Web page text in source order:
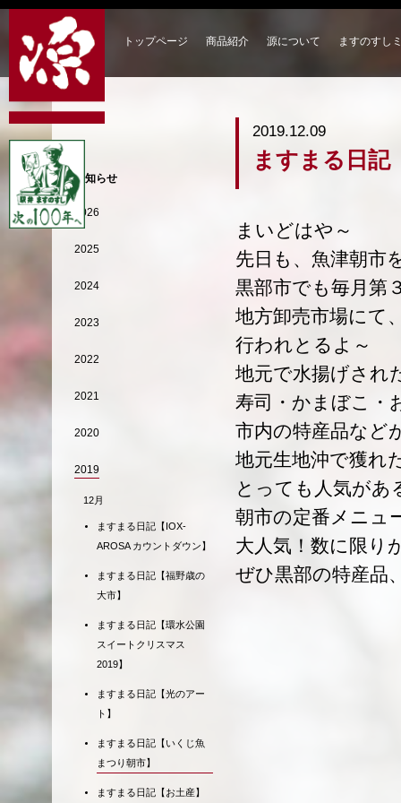
トップページ 商品紹介 源について ますのすし
2019.12.09
ますまる日記
まいどはや～
先日も、魚津朝市
黒部市でも毎月第
地方卸売市場にて
行われとるよ～
地元で水揚げされ
寿司・かまぼこ・
市内の特産品など
地元生地沖で獲れ
とっても人気があ
朝市の定番メニュ
大人気！数に限り
ぜひ黒部の特産品
お知らせ
2026
2025
2024
2023
2022
2021
2020
2019
12月
ますまる日記【IOX-
AROSA カウントダウン】
ますまる日記【福野歳の
大市】
ますまる日記【環水公園
スイートクリスマス
2019】
ますまる日記【光のアー
ト】
ますまる日記【いくじ魚
まつり朝市】
ますまる日記【お土産】